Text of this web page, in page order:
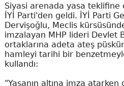
Siyasi arenada yasa teklifine
İYİ Parti'den geldi. İYİ Parti
Dervişoğlu, Meclis
imzalayan MHP lideri Devlet
ortaklarına adeta ateş
hamleyi tarihi bir
kullandı:
"Yasanın altına imza